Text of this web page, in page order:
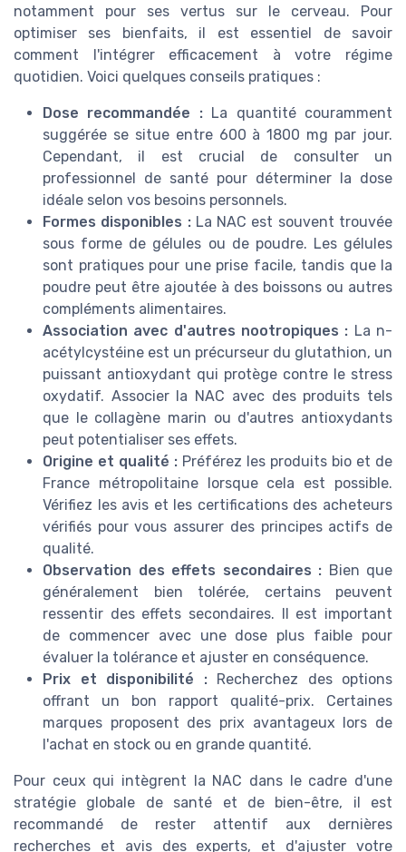
notamment pour ses vertus sur le cerveau. Pour
optimiser ses bienfaits, il est essentiel de savoir
comment l'intégrer efficacement à votre régime
quotidien. Voici quelques conseils pratiques :
Dose recommandée :La quantité couramment
suggérée se situe entre 600 à 1800 mg par jour.
Cependant, il est crucial de consulter un
professionnel de santé pour déterminer la dose
idéale selon vos besoins personnels.
Formes disponibles :La NAC est souvent trouvée
sous forme de gélules ou de poudre. Les gélules
sont pratiques pour une prise facile, tandis que la
poudre peut être ajoutée à des boissons ou autres
compléments alimentaires.
Association avec d'autres nootropiques : La n-
acétylcystéine est un précurseur du glutathion, un
puissant antioxydant qui protège contre le stress
oxydatif. Associer la NAC avec des produits tels
que le collagène marin ou d'autres antioxydants
peut potentialiser ses effets.
Origine et qualité : Préférez les produits bio et de
France métropolitaine lorsque cela est possible.
Vérifiez les avis et les certifications des acheteurs
vérifiés pour vous assurer des principes actifs de
qualité.
Observation des effets secondaires : Bien que
généralement bien tolérée, certains peuvent
ressentir des effets secondaires. Il est important
de commencer avec une dose plus faible pour
évaluer la tolérance et ajuster en conséquence.
Prix et disponibilité :Recherchez des options
offrant un bon rapport qualité-prix. Certaines
marques proposent des prix avantageux lors de
l'achat en stock ou en grande quantité.
Pour ceux qui intègrent la NAC dans le cadre d'une
stratégie globale de santé et de bien-être, il est
recommandé de rester attentif aux dernières
recherches et avis des experts, et d'ajuster votre